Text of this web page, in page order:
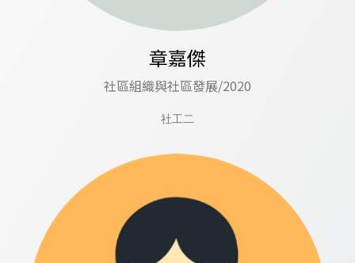
章嘉傑
社區組織與社區發展/2020
社工二